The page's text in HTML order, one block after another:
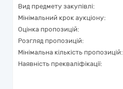
Вид предмету закупівлі:
Мінімальний крок аукціону:
Оцінка пропозицій:
Розгляд пропозицій:
Мінімальна кількість пропозицій:
Наявність прекваліфікації: